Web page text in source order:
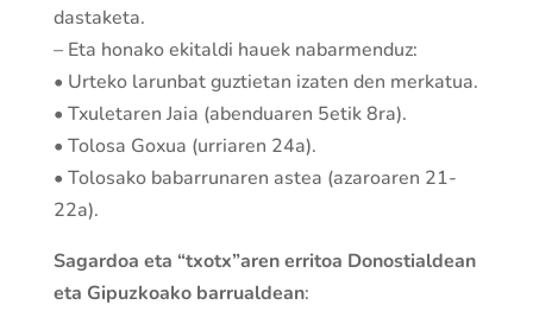
dastaketa.
– Eta honako ekitaldi hauek nabarmenduz:
• Urteko larunbat guztietan izaten den merkatua.
• Txuletaren Jaia (abenduaren 5etik 8ra).
• Tolosa Goxua (urriaren 24a).
• Tolosako babarrunaren astea (azaroaren 21-
22a).
Sagardoa eta “txotx”aren erritoa Donostialdean
eta Gipuzkoako barrualdean: